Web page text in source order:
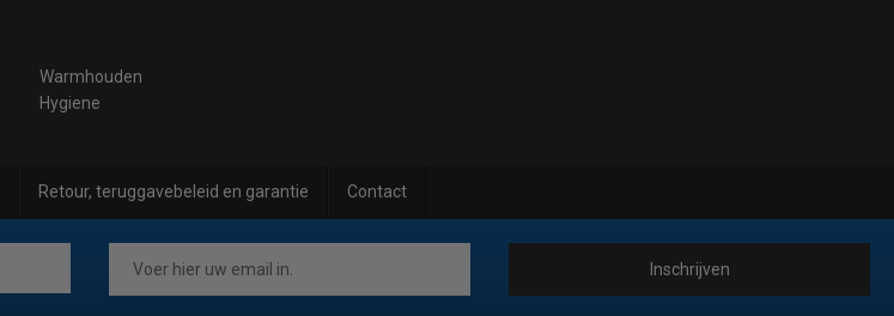
Warmhouden
Hygiene
Retour, teruggavebeleid en garantie Contact
Inschrijven